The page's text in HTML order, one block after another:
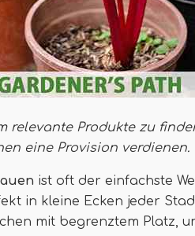
relevante Produkte zu
eine Provision verdienen.
ist oft der einfachste
in kleine Ecken jeder
mit begrenztem Platz,